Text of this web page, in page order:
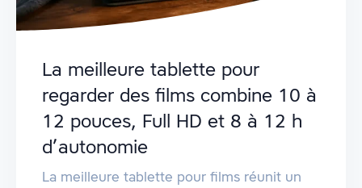
La meilleure tablette pour
regarder des films combine 10 à
12 pouces, Full HD et 8 à 12 h
d’autonomie
La meilleure tablette pour films réunit un